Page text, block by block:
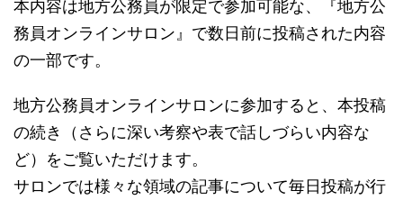
本内容は地方公務員が限定で参加可能な、『地方公
務員オンラインサロン』で数日前に投稿された内容
の一部です。
地方公務員オンラインサロンに参加すると、本投稿
の続き（さらに深い考察や表で話しづらい内容な
ど）をご覧いただけます。
サロンでは様々な領域の記事について毎日投稿が行